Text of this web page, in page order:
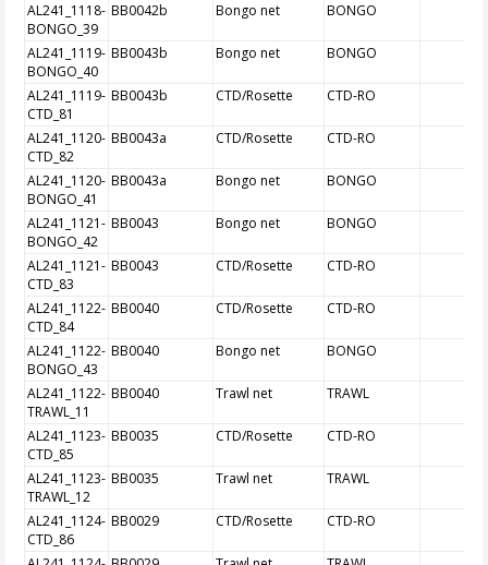
AL241_1118-
BONGO_39
BB0042b Bongo net BONGO
AL241_1119-
BONGO_40
BB0043b Bongo net BONGO
AL241_1119-
CTD_81
BB0043b CTD/Rosette CTD-RO
AL241_1120-
CTD_82
BB0043a CTD/Rosette CTD-RO
AL241_1120-
BONGO_41
BB0043a Bongo net BONGO
AL241_1121-
BONGO_42
BB0043 Bongo net BONGO
AL241_1121-
CTD_83
BB0043 CTD/Rosette CTD-RO
AL241_1122-
CTD_84
BB0040 CTD/Rosette CTD-RO
AL241_1122-
BONGO_43
BB0040 Bongo net BONGO
AL241_1122-
TRAWL_11
BB0040 Trawl net TRAWL
AL241_1123-
CTD_85
BB0035 CTD/Rosette CTD-RO
AL241_1123-
TRAWL_12
BB0035 Trawl net TRAWL
AL241_1124-
CTD_86
BB0029 CTD/Rosette CTD-RO